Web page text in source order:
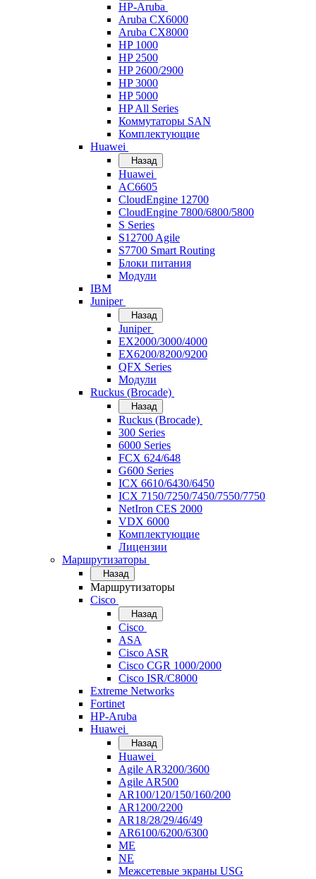
HP-Aruba
Aruba CX6000
Aruba CX8000
HP 1000
HP 2500
HP 2600/2900
HP 3000
HP 5000
HP All Series
Коммутаторы SAN
Комплектующие
Huawei
Назад
Huawei
AC6605
CloudEngine 12700
CloudEngine 7800/6800/5800
S Series
S12700 Agile
S7700 Smart Routing
Блоки питания
Модули
IBM
Juniper
Назад
Juniper
EX2000/3000/4000
EX6200/8200/9200
QFX Series
Модули
Ruckus (Brocade)
Назад
Ruckus (Brocade)
300 Series
6000 Series
FCX 624/648
G600 Series
ICX 6610/6430/6450
ICX 7150/7250/7450/7550/7750
NetIron CES 2000
VDX 6000
Комплектующие
Лицензии
Маршрутизаторы
Назад
Маршрутизаторы
Cisco
Назад
Cisco
ASA
Cisco ASR
Cisco CGR 1000/2000
Cisco ISR/С8000
Extreme Networks
Fortinet
HP-Aruba
Huawei
Назад
Huawei
Agile AR3200/3600
Agile AR500
AR100/120/150/160/200
AR1200/2200
AR18/28/29/46/49
AR6100/6200/6300
ME
NE
Межсетевые экраны USG